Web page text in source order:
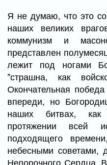
Я не думаю, что это
наших великих
коммунизм и
представлен
лежит под ногами
"страшна, как
Окончательная
впереди, но
наших битвах,
протяжении
подходящего
небесными советами,
Непорочного Сердца.